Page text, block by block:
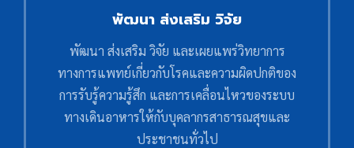
พัฒนา ส่งเสริม วิจัย
พัฒนา ส่งเสริม วิจัย และเผยแพร่วิทยาการ
ทางการแพทย์เกี่ยวกับโรคและความผิดปกติของ
การรับรู้ความรู้สึก และการเคลื่อนไหวของระบบ
ทางเดินอาหารให้กับบุคลากรสาธารณสุขและ
ประชาชนทั่วไป